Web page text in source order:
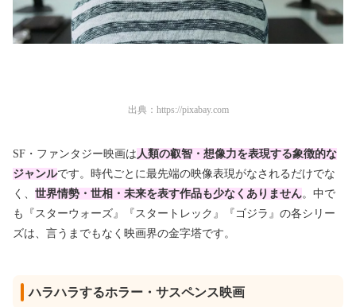
出典： https://pixabay.com
SF・ファンタジー映画は 人類の叡智・想像力を表現する象徴的な
ジャンルです。時代ごとに最先端の映像表現がなされるだけでな
く、 世界情勢・世相・未来を表す作品も少なくありません。中で
も『スターウォーズ』『スタートレック』『ゴジラ』の各シリー
ズは、言うまでもなく映画界の金字塔です。
ハラハラするホラー・サスペンス映画